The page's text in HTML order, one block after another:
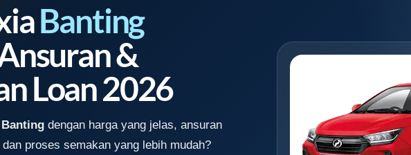
Banting
&
Loan 2026
dengan harga yang jelas, ansuran
proses semakan yang lebih mudah?